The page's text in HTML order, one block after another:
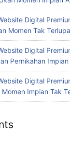
Digital
Momen Tak
Digital
Pernikahan Impian
Digital
Impian Tak